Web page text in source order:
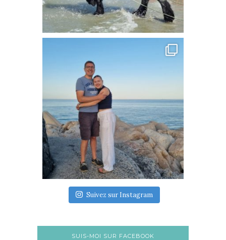
Suivez sur Instagram
SUIS-MOI SUR FACEBOOK